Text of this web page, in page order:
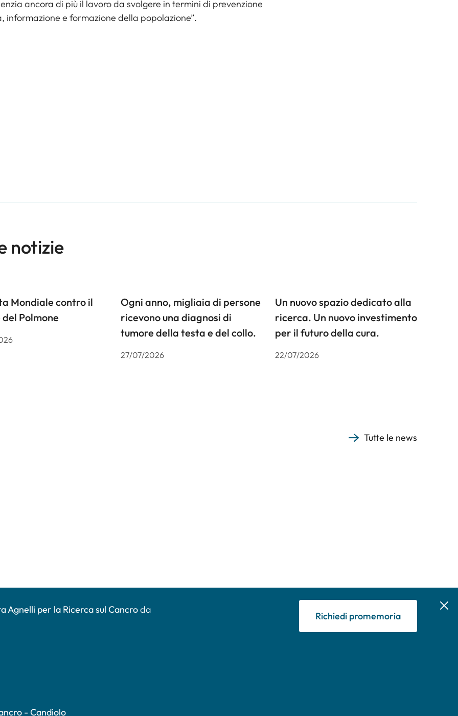
ancora di più il lavoro da svolgere in termini di prevenzione
informazione e formazione della popolazione”.
notizie
Mondiale contro il
del Polmone
Ogni anno, migliaia di persone
ricevono una diagnosi di
tumore della testa e del collo.
27/07/2026
Un nuovo spazio dedicato alla
ricerca. Un nuovo investimento
per il futuro della cura.
22/07/2026
Tutte le news
Agnelli per la Ricerca sul Cancroda
Richiedi promemoria
- Candiolo